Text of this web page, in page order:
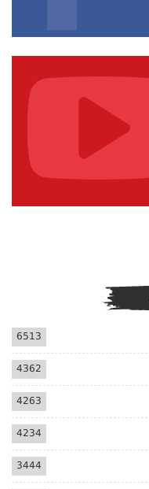
6513
4362
4263
4234
3444